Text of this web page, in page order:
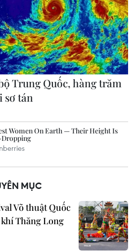
MỤC
Võ thuật Quốc
Thăng Long